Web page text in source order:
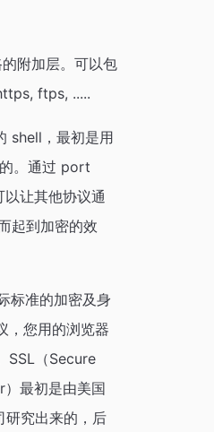
附加层。可以包
ftps, .....
shell，最初是用
。通过 port
让其他协议通
起到加密的效
标准的加密及身
，您用的浏览器
SSL（Secure
最初是由美国
究出来的，后